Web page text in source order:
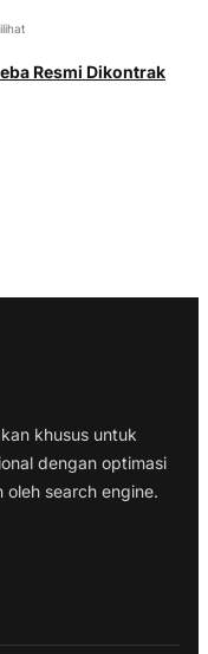
Resmi Dikontrak
khusus untuk
dengan optimasi
search engine.